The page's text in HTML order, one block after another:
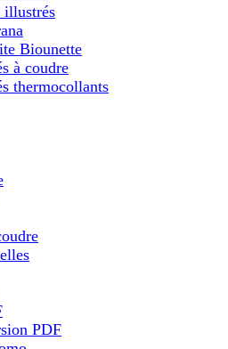
illustrés
Biounette
à coudre
thermocollants
PDF